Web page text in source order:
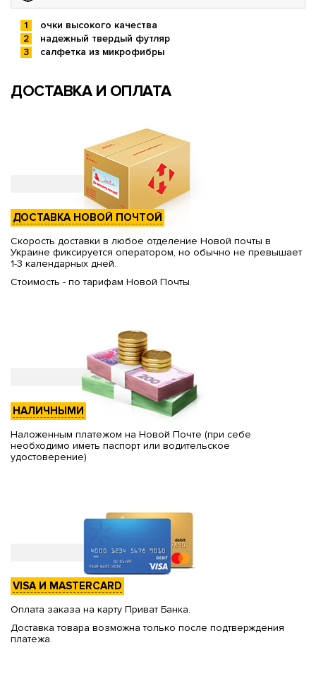
очки высокого качества
надежный твердый футляр
салфетка из микрофибры
ДОСТАВКА И ОПЛАТА
ДОСТАВКА НОВОЙ ПОЧТОЙ
Скорость доставки в любое отделение Новой почты в
Украине фиксируется оператором, но обычно не превышает
1-3 календарных дней.
Стоимость - по тарифам Новой Почты.
НАЛИЧНЫМИ
Наложенным платежом на Новой Почте (при себе
необходимо иметь паспорт или водительское
удостоверение)
VISA И MASTERCARD
Оплата заказа на карту Приват Банка.
Доставка товара возможна только после подтверждения
платежа.